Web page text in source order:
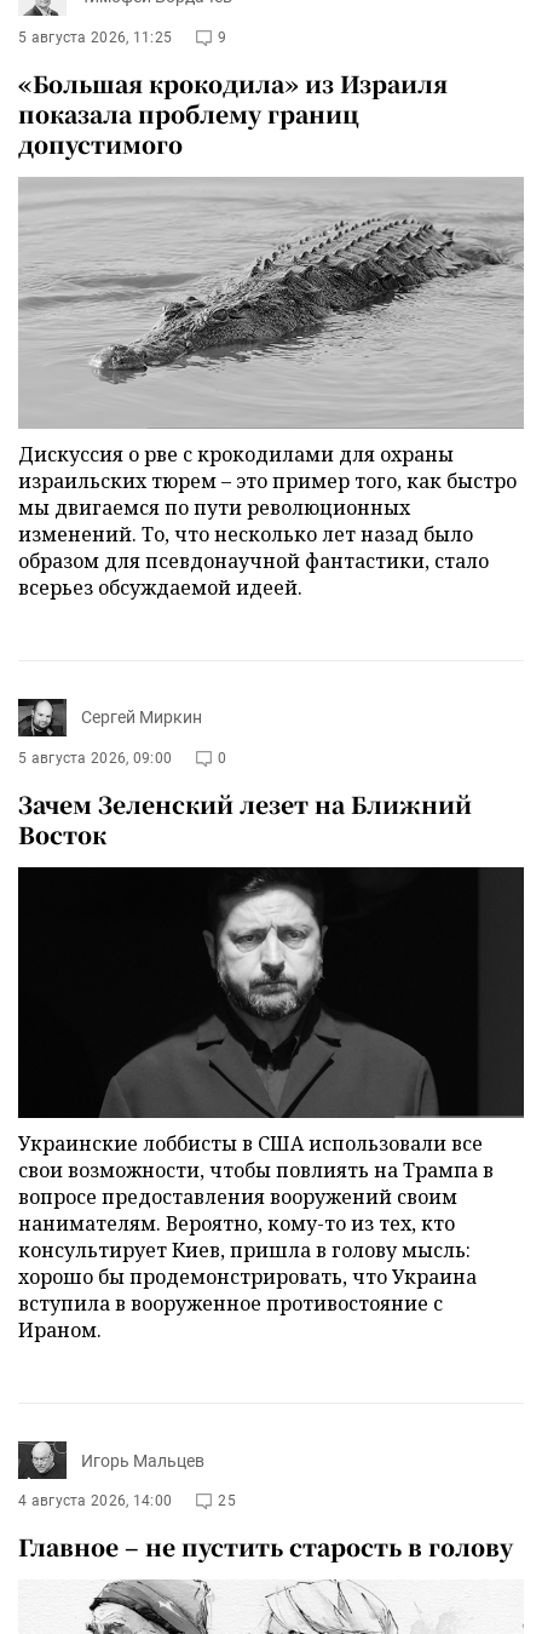
5 августа 2026, 11:25 9
«Большая крокодила» из Израиля
показала проблему границ
допустимого
Дискуссия о рве с крокодилами для охраны
израильских тюрем – это пример того, как быстро
мы двигаемся по пути революционных
изменений. То, что несколько лет назад было
образом для псевдонаучной фантастики, стало
всерьез обсуждаемой идеей.
Сергей Миркин
5 августа 2026, 09:00 0
Зачем Зеленский лезет на Ближний
Восток
Украинские лоббисты в США использовали все
свои возможности, чтобы повлиять на Трампа в
вопросе предоставления вооружений своим
нанимателям. Вероятно, кому-то из тех, кто
консультирует Киев, пришла в голову мысль:
хорошо бы продемонстрировать, что Украина
вступила в вооруженное противостояние с
Ираном.
Игорь Мальцев
4 августа 2026, 14:00 25
Главное – не пустить старость в голову